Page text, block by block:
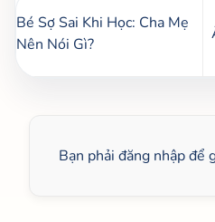
Bé Sợ Sai Khi Học: Cha Mẹ
Nên Nói Gì?
Bạn phải đăng nhậpđể